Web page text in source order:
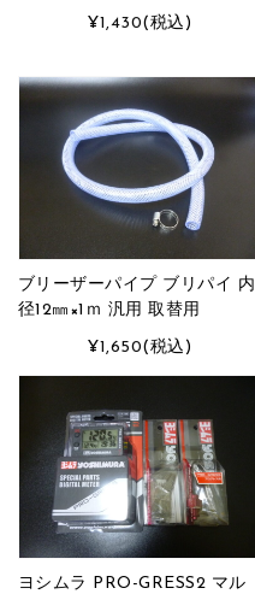
¥1,430(税込)
ブリーザーパイプ ブリパイ 内
径12㎜×1ｍ 汎用 取替用
¥1,650(税込)
ヨシムラ PRO-GRESS2 マル